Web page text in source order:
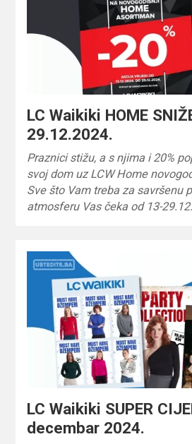
LC Waikiki HOME
29.12.2024.
Praznici stižu, a s njima i 20%
svoj dom uz LCW Home
Sve što Vam treba za savršenu
atmosferu Vas čeka od 13-
LC Waikiki SUPER
decembar 2024.